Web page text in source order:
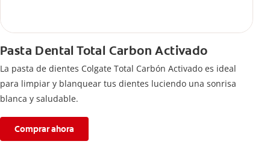
Pasta Dental Total Carbon Activado
La pasta de dientes Colgate Total Carbón Activado es ideal
para limpiar y blanquear tus dientes luciendo una sonrisa
blanca y saludable.
Comprar ahora